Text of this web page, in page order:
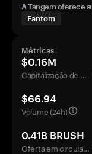
A Tangem oferece
Fantom
Métricas
$0.16M
Capitalização de mercado
$66.94
Volume (24h)
0.41B BRUSH
Oferta em circulação